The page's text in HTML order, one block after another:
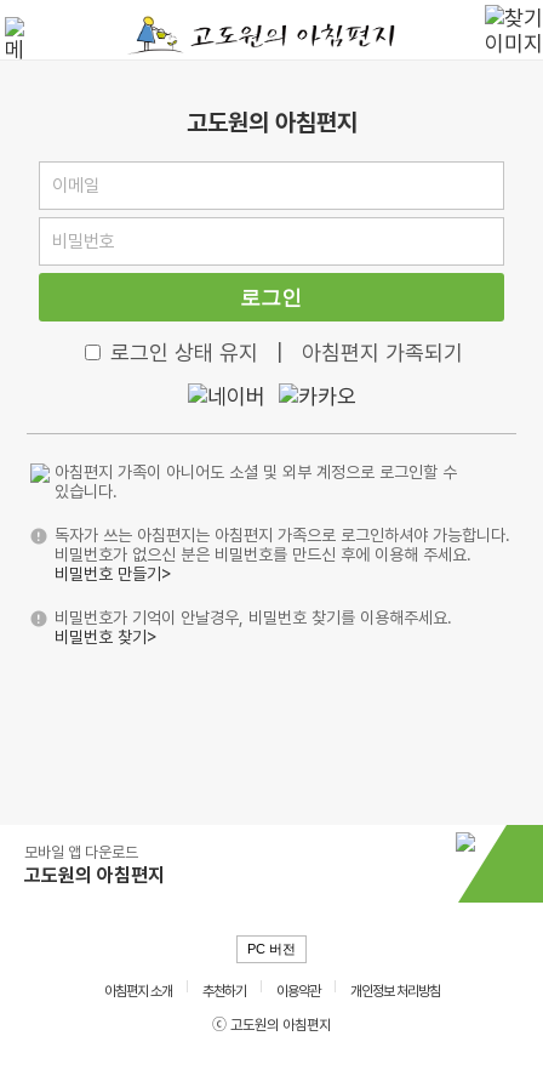
고도원의 아침편지
로그인
로그인 상태 유지 아침편지 가족되기
아침편지 가족이 아니어도 소셜 및 외부 계정으로 로그인할 수
있습니다.
독자가 쓰는 아침편지는 아침편지 가족으로 로그인하셔야 가능합니다.
비밀번호가 없으신 분은 비밀번호를 만드신 후에 이용해 주세요.
비밀번호 만들기>
비밀번호가 기억이 안날경우, 비밀번호 찾기를 이용해주세요.
비밀번호 찾기>
모바일 앱 다운로드
고도원의 아침편지
PC 버전
아침편지 소개 추천하기 이용약관
개인정보 처리방침
ⓒ 고도원의 아침편지